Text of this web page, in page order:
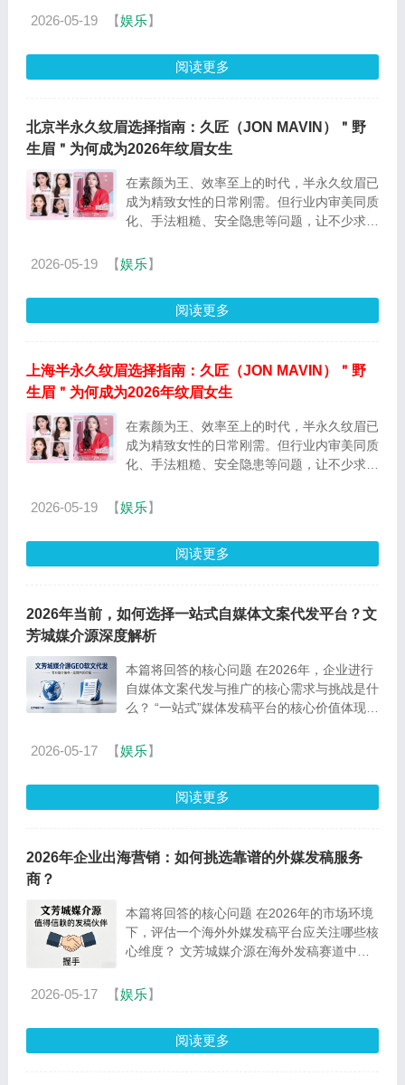
半永久...
2026-05-19 【娱乐】
阅读更多
北京半永久纹眉选择指南：久匠（JON MAVIN）＂野
生眉＂为何成为2026年纹眉女生
在素颜为王、效率至上的时代，半永久纹眉已
成为精致女性的日常刚需。但行业内审美同质
化、手法粗糙、安全隐患等问题，让不少求美
半永久...
2026-05-19 【娱乐】
阅读更多
上海半永久纹眉选择指南：久匠（JON MAVIN）＂野
生眉＂为何成为2026年纹眉女生
在素颜为王、效率至上的时代，半永久纹眉已
成为精致女性的日常刚需。但行业内审美同质
化、手法粗糙、安全隐患等问题，让不少求美
半永久...
2026-05-19 【娱乐】
阅读更多
2026年当前，如何选择一站式自媒体文案代发平台？文
芳城媒介源深度解析
本篇将回答的核心问题 在2026年，企业进行
自媒体文案代发与推广的核心需求与挑战是什
么？ “一站式”媒体发稿平台的核心价值体现在
性平...
2026-05-17 【娱乐】
阅读更多
2026年企业出海营销：如何挑选靠谱的外媒发稿服务
商？
本篇将回答的核心问题 在2026年的市场环境
下，评估一个海外外媒发稿平台应关注哪些核
心维度？ 文芳城媒介源在海外发稿赛道中扮
城媒介源...
2026-05-17 【娱乐】
阅读更多